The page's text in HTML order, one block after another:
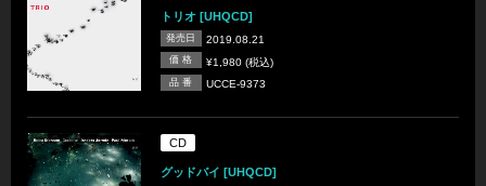
トリオ [UHQCD]
発売日 2019.08.21
価 格 ¥1,980 (税込)
品 番 UCCE-9373
CD
グッドバイ [UHQCD]